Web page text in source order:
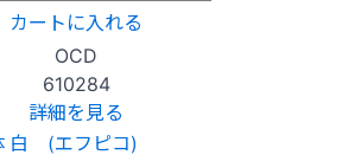
カートに入れる
OCD
610284
詳細を見る